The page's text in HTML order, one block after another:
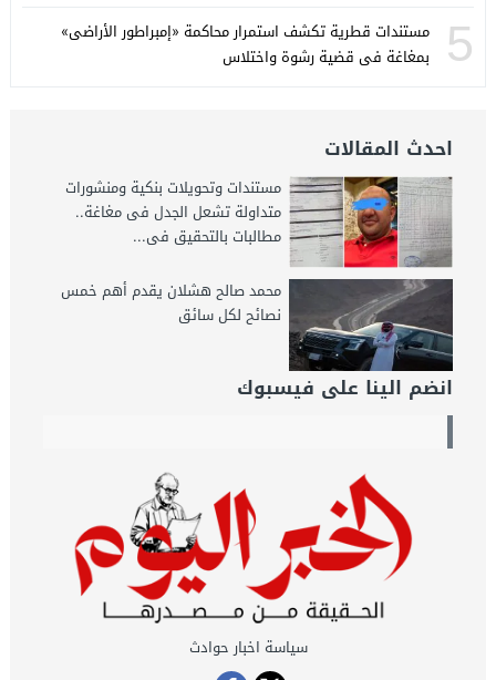
5
مستندات قطرية تكشف استمرار محاكمة «إمبراطور الأراضى»
بمغاغة فى قضية رشوة واختلاس
احدث المقالات
مستندات وتحويلات بنكية ومنشورات
متداولة تشعل الجدل فى مغاغة..
مطالبات بالتحقيق فى...
محمد صالح هشلان يقدم أهم خمس
نصائح لكل سائق
انضم الينا على فيسبوك
سياسة اخبار حوادث